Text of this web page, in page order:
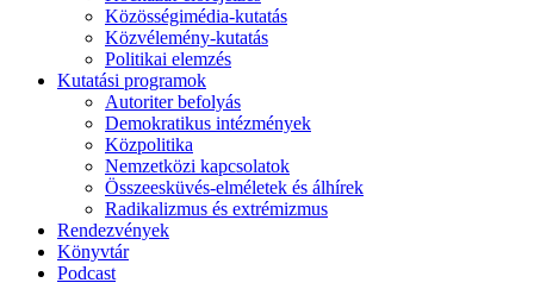
Közösségimédia-kutatás
Közvélemény-kutatás
Politikai elemzés
Kutatási programok
Autoriter befolyás
Demokratikus intézmények
Közpolitika
Nemzetközi kapcsolatok
Összeesküvés-elméletek és álhírek
Radikalizmus és extrémizmus
Rendezvények
Könyvtár
Podcast